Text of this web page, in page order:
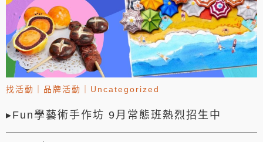
找活動 品牌活動 Uncategorized
▸Fun學藝術手作坊 9月常態班熱烈招生中